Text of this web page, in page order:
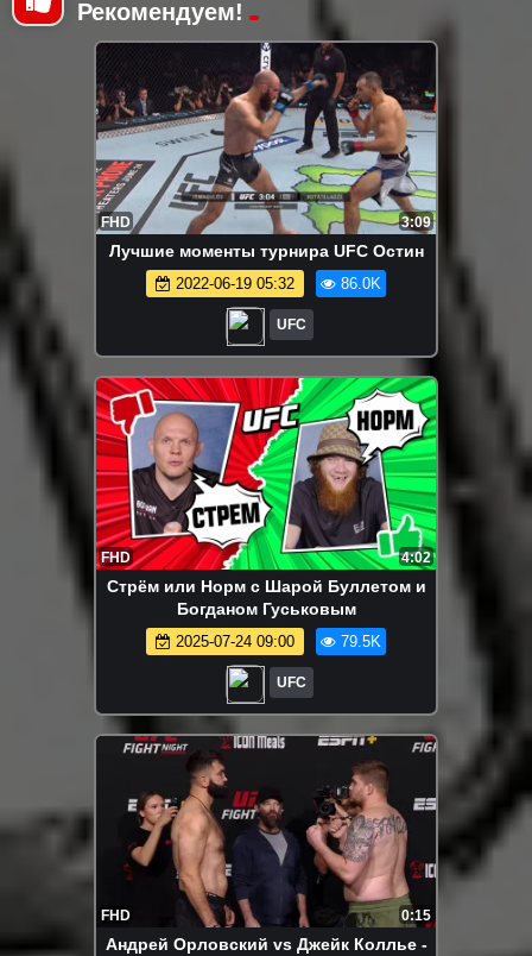
Рекомендуем!
FHD 3:09
Лучшие моменты турнира UFC Остин
2022-06-19 05:32 86.0K
UFC
FHD 4:02
Стрём или Норм с Шарой Буллетом и
Богданом Гуськовым
2025-07-24 09:00 79.5K
UFC
FHD 0:15
Андрей Орловский vs Джейк Коллье -